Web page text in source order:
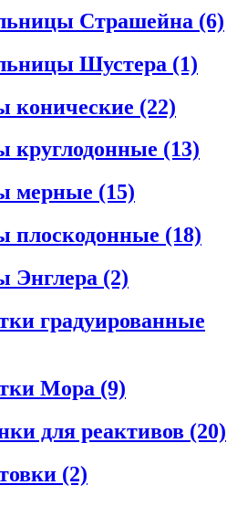
Страшейна (6)
Шустера (1)
конические (22)
круглодонные (13)
мерные (15)
плоскодонные (18)
Энглера (2)
градуированные
Мора (9)
для реактивов (20)
(2)